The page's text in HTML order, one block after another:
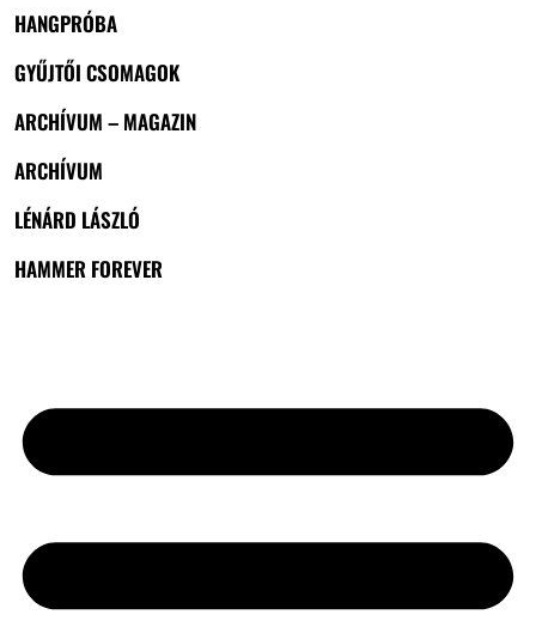
HANGPRÓBA
GYŰJTŐI CSOMAGOK
ARCHÍVUM – MAGAZIN
ARCHÍVUM
LÉNÁRD LÁSZLÓ
HAMMER FOREVER